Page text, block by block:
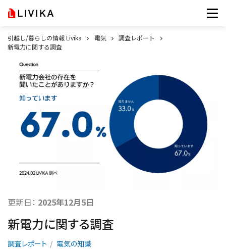
引越し/暮らしの情報 Livika 電気
調査レポート
新電力に関する調査
更新日： 2025年12月5日
新電力に関する調査
調査レポート 電気の知識